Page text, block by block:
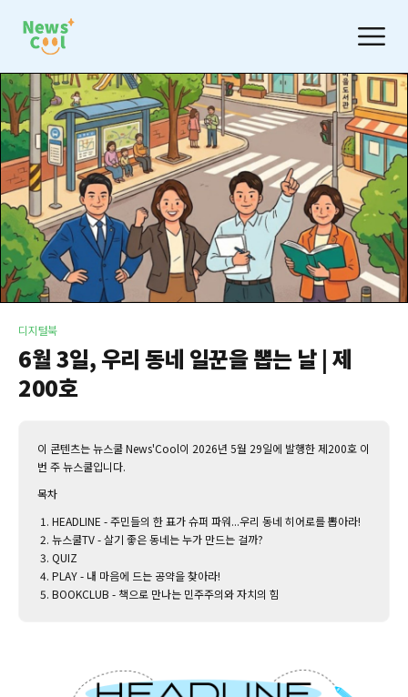
디지털북
6월 3일, 우리 동네 일꾼을 뽑는 날 | 제
200호
이 콘텐츠는 뉴스쿨 News'Cool이 2026년 5월 29일에 발행한 제200호 이
번 주 뉴스쿨입니다.‌
목차
HEADLINE - 주민들의 한 표가 슈퍼 파워...우리 동네 히어로를 뽑아라!
뉴스쿨TV - 살기 좋은 동네는 누가 만드는 걸까?
QUIZ
PLAY - 내 마음에 드는 공약을 찾아라!
BOOKCLUB - 책으로 만나는 민주주의와 자치의 힘